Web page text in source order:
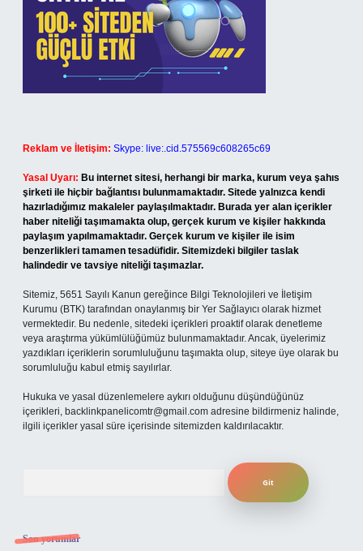
Reklam ve İletişim: Skype: live:.cid.575569c608265c69
Yasal Uyarı: Bu internet sitesi, herhangi bir marka, kurum veya şahıs
şirketi ile hiçbir bağlantısı bulunmamaktadır. Sitede yalnızca kendi
hazırladığımız makaleler paylaşılmaktadır. Burada yer alan içerikler
haber niteliği taşımamakta olup, gerçek kurum ve kişiler hakkında
paylaşım yapılmamaktadır. Gerçek kurum ve kişiler ile isim
benzerlikleri tamamen tesadüfidir. Sitemizdeki bilgiler taslak
halindedir ve tavsiye niteliği taşımazlar.
Sitemiz, 5651 Sayılı Kanun gereğince Bilgi Teknolojileri ve İletişim
Kurumu (BTK) tarafından onaylanmış bir Yer Sağlayıcı olarak hizmet
vermektedir. Bu nedenle, sitedeki içerikleri proaktif olarak denetleme
veya araştırma yükümlülüğümüz bulunmamaktadır. Ancak, üyelerimiz
yazdıkları içeriklerin sorumluluğunu taşımakta olup, siteye üye olarak bu
sorumluluğu kabul etmiş sayılırlar.
Hukuka ve yasal düzenlemelere aykırı olduğunu düşündüğünüz
içerikleri, backlinkpanelicomtr@gmail.com adresine bildirmeniz halinde,
ilgili içerikler yasal süre içerisinde sitemizden kaldırılacaktır.
Son yorumlar